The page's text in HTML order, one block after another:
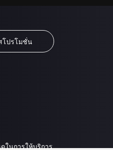
โปรโมชั่น
ในการให้บริการ